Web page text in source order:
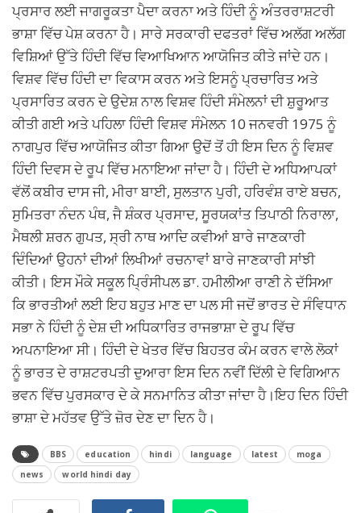
ਪ੍ਰਸਾਰ ਲਈ ਜਾਗਰੂਕਤਾ ਪੈਦਾ ਕਰਨਾ ਅਤੇ ਹਿੰਦੀ ਨੂੰ ਅੰਤਰਰਾਸ਼ਟਰੀ
ਭਾਸ਼ਾ ਵਿੱਚ ਪੇਸ਼ ਕਰਨਾ ਹੈ। ਸਾਰੇ ਸਰਕਾਰੀ ਦਫਤਰਾਂ ਵਿੱਚ ਅਲੱਗ ਅਲੱਗ
ਵਿਸ਼ਿਆਂ ਉੱਤੇ ਹਿੰਦੀ ਵਿੱਚ ਵਿਆਖਿਆਨ ਆਯੋਜਿਤ ਕੀਤੇ ਜਾਂਦੇ ਹਨ।
ਵਿਸ਼ਵ ਵਿੱਚ ਹਿੰਦੀ ਦਾ ਵਿਕਾਸ ਕਰਨ ਅਤੇ ਇਸਨੂੰ ਪ੍ਰਚਾਰਿਤ ਅਤੇ
ਪ੍ਰਸਾਰਿਤ ਕਰਨ ਦੇ ਉਦੇਸ਼ ਨਾਲ ਵਿਸ਼ਵ ਹਿੰਦੀ ਸੰਮੇਲਨਾਂ ਦੀ ਸ਼ੁਰੂਆਤ
ਕੀਤੀ ਗਈ ਅਤੇ ਪਹਿਲਾ ਹਿੰਦੀ ਵਿਸ਼ਵ ਸੰਮੇਲਨ 10 ਜਨਵਰੀ 1975 ਨੂੰ
ਨਾਗਪੁਰ ਵਿੱਚ ਆਯੋਜਿਤ ਕੀਤਾ ਗਿਆ ਉਦੋਂ ਤੋਂ ਹੀ ਇਸ ਦਿਨ ਨੂੰ ਵਿਸ਼ਵ
ਹਿੰਦੀ ਦਿਵਸ ਦੇ ਰੂਪ ਵਿੱਚ ਮਨਾਇਆ ਜਾਂਦਾ ਹੈ। ਹਿੰਦੀ ਦੇ ਅਧਿਆਪਕਾਂ
ਵੱਲੋਂ ਕਬੀਰ ਦਾਸ ਜੀ, ਮੀਰਾ ਬਾਈ, ਸੁਲਤਾਨ ਪੁਰੀ, ਹਰਿਵੰਸ਼ ਰਾਏ ਬਚਨ,
ਸੁਮਿਤਰਾ ਨੰਦਨ ਪੰਥ, ਜੈ ਸ਼ੰਕਰ ਪ੍ਰਸਾਦ, ਸੂਰਯਕਾਂਤ ਤਿਪਾਠੀ ਨਿਰਾਲਾ,
ਮੈਥਲੀ ਸ਼ਰਨ ਗੁਪਤ, ਸ੍ਰੀ ਨਾਥ ਆਦਿ ਕਵੀਆਂ ਬਾਰੇ ਜਾਣਕਾਰੀ
ਦਿੰਦਿਆਂ ਉਹਨਾਂ ਦੀਆਂ ਲਿਖੀਆਂ ਰਚਨਾਵਾਂ ਬਾਰੇ ਜਾਣਕਾਰੀ ਸਾਂਝੀ
ਕੀਤੀ। ਇਸ ਮੌਕੇ ਸਕੂਲ ਪ੍ਰਿੰਸੀਪਲ ਡਾ. ਹਮੀਲੀਆ ਰਾਣੀ ਨੇ ਦੱਸਿਆ
ਕਿ ਭਾਰਤੀਆਂ ਲਈ ਇਹ ਬਹੁਤ ਮਾਣ ਦਾ ਪਲ ਸੀ ਜਦੋਂ ਭਾਰਤ ਦੇ ਸੰਵਿਧਾਨ
ਸਭਾ ਨੇ ਹਿੰਦੀ ਨੂੰ ਦੇਸ਼ ਦੀ ਅਧਿਕਾਰਿਤ ਰਾਜਭਾਸ਼ਾ ਦੇ ਰੂਪ ਵਿੱਚ
ਅਪਨਾਇਆ ਸੀ। ਹਿੰਦੀ ਦੇ ਖੇਤਰ ਵਿੱਚ ਬਿਹਤਰ ਕੰਮ ਕਰਨ ਵਾਲੇ ਲੋਕਾਂ
ਨੂੰ ਭਾਰਤ ਦੇ ਰਾਸ਼ਟਰਪਤੀ ਦੁਆਰਾ ਇਸ ਦਿਨ ਨਵੀਂ ਦਿੱਲੀ ਦੇ ਵਿਗਿਆਨ
ਭਵਨ ਵਿੱਚ ਪੁਰਸਕਾਰ ਦੇ ਕੇ ਸਨਮਾਨਿਤ ਕੀਤਾ ਜਾਂਦਾ ਹੈ।ਇਹ ਦਿਨ ਹਿੰਦੀ
ਭਾਸ਼ਾ ਦੇ ਮਹੱਤਵ ਉੱਤੇ ਜ਼ੋਰ ਦੇਣ ਦਾ ਦਿਨ ਹੈ।
BBS education hindi language latest
moga
news
world hindi day